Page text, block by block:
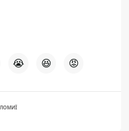
😭 😆 😡